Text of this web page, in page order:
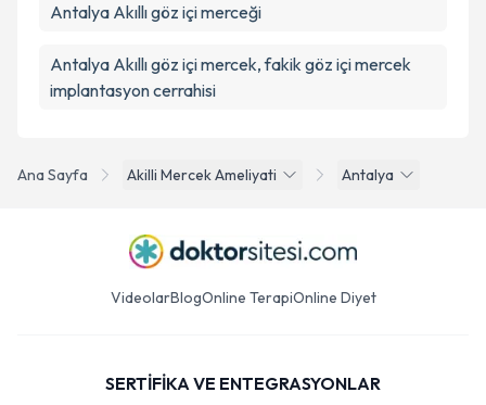
Ana Sayfa Akilli Mercek Ameliyati Antalya
Antalya Akıllı göz içi merceği
Antalya Akıllı göz içi mercek, fakik göz içi mercek
implantasyon cerrahisi
VideolarBlogOnline TerapiOnline Diyet
SERTİFİKA VE ENTEGRASYONLAR